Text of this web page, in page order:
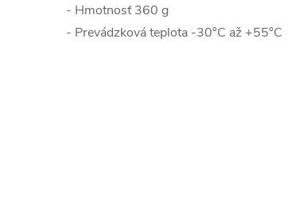
- Hmotnosť 360 g
- Prevádzková teplota -30°C až +55°C